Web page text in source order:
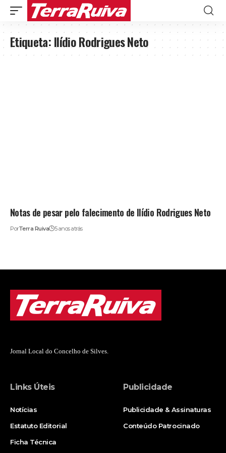
Etiqueta:Ilídio Rodrigues Neto
Notas de pesar pelo falecimento de Ilídio Rodrigues Neto
PorTerra Ruiva 5 anos atrás
Jornal Local do Concelho de Silves.
Links Úteis
Notícias
Estatuto Editorial
Ficha Técnica
Publicidade
Publicidade & Assinaturas
Conteúdo Patrocinado